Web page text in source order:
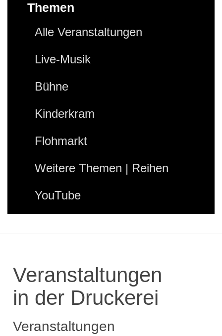
Themen
Alle Veranstaltungen
Live-Musik
Bühne
Kinderkram
Flohmarkt
Weitere Themen | Reihen
YouTube
Veranstaltungen
in der Druckerei
Veranstaltungen